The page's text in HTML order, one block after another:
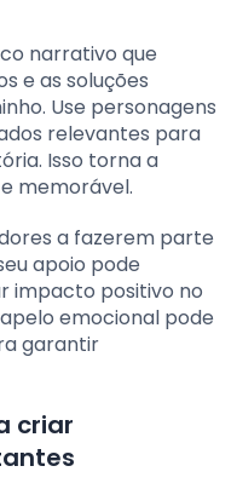
narrativo que
e as soluções
Use personagens
relevantes para
Isso torna a
memorável.
a fazerem parte
apoio pode
impacto positivo no
emocional pode
garantir
criar